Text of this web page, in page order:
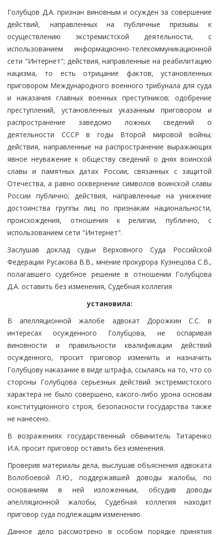
Голубцов Д.А. признан виновным и осужден за совершение
действий, направленных на публичные призывы к
осуществлению экстремистской деятельности, с
использованием информационно-телекоммуникационной
сети "Интернет"; действия, направленные на реабилитацию
нацизма, то есть отрицание фактов, установленных
приговором Международного военного трибунала для суда
и наказания главных военных преступников; одобрение
преступлений, установленных указанным приговором и
распространение заведомо ложных сведений о
деятельности СССР в годы Второй мировой войны;
действия, направленные на распространение выражающих
явное неуважение к обществу сведений о днях воинской
славы и памятных датах России, связанных с защитой
Отечества, а равно осквернение символов воинской славы
России публично; действия, направленные на унижение
достоинства группы лиц по признакам национальности,
происхождения, отношения к религии, публично, с
использованием сети "Интернет".
Заслушав доклад судьи Верховного Суда Российской
Федерации Русакова В.В., мнение прокурора Кузнецова С.В.,
полагавшего судебное решение в отношении Голубцова
Д.А. оставить без изменения, Судебная коллегия
установила:
В апелляционной жалобе адвокат Дорожкин С.С. в
интересах осужденного Голубцова, не оспаривая
виновности и правильности квалификации действий
осужденного, просит приговор изменить и назначить
Голубцову наказание в виде штрафа, ссылаясь на то, что со
стороны Голубцова серьезных действий экстремистского
характера не было совершено, какого-либо урона основам
конституционного строя, безопасности государства также
не нанесено.
В возражениях государственный обвинитель Титаренко
И.А. просит приговор оставить без изменения.
Проверив материалы дела, выслушав объяснения адвоката
Волобоевой Л.Ю., поддержавшей доводы жалобы, по
основаниям в ней изложенным, обсудив доводы
апелляционной жалобы, Судебная коллегия находит
приговор суда подлежащим изменению.
Данное дело рассмотрено в особом порядке принятия